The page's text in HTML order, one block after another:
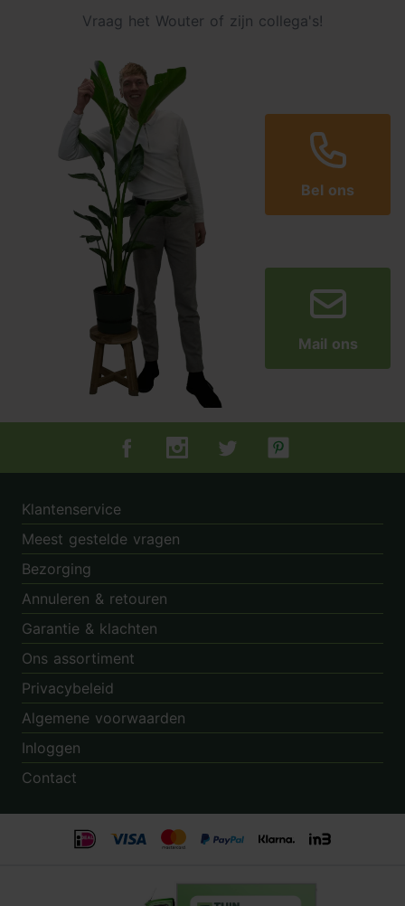
Vraag het Wouter of zijn collega's!
Bel ons
Mail ons
Tuincentrum.nl op Facebook
Tuincentrum.nl op Instagram
Tuincentrum.nl op Twitter
Tuincentrum.nl op
Klantenservice
Meest gestelde vragen
Bezorging
Annuleren & retouren
Garantie & klachten
Ons assortiment
Privacybeleid
Algemene voorwaarden
Inloggen
Contact